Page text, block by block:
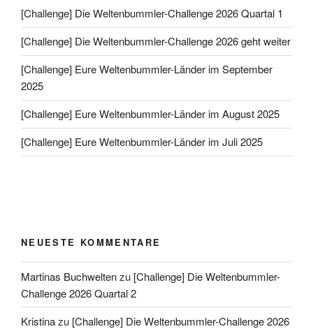
[Challenge] Die Weltenbummler-Challenge 2026 Quartal 1
[Challenge] Die Weltenbummler-Challenge 2026 geht weiter
[Challenge] Eure Weltenbummler-Länder im September
2025
[Challenge] Eure Weltenbummler-Länder im August 2025
[Challenge] Eure Weltenbummler-Länder im Juli 2025
NEUESTE KOMMENTARE
Martinas Buchweltenzu [Challenge] Die Weltenbummler-
Challenge 2026 Quartal 2
Kristinazu [Challenge] Die Weltenbummler-Challenge 2026